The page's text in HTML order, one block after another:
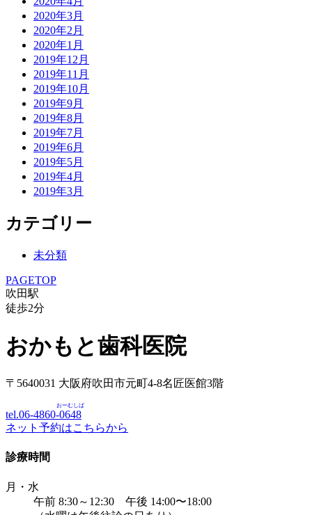
2020年3月
2020年2月
2020年1月
2019年12月
2019年11月
2019年10月
2019年9月
2019年8月
2019年7月
2019年6月
2019年5月
2019年4月
2019年3月
カテゴリー
未分類
PAGETOP
吹田駅
徒歩2分
おかもと歯科医院
〒5640031 大阪府吹田市元町4-8名匠医館3階
tel.06-4860-0648
おーむしば
ネット予約はこちらから
診療時間
月・水
午前 8:30～12:30 午後 14:00〜18:00